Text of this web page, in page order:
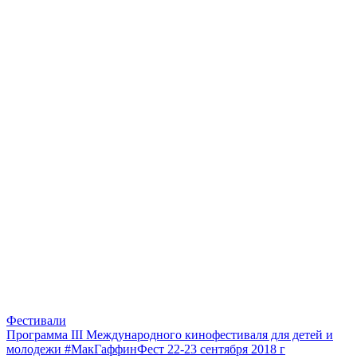
Фестивали
Программа III Международного кинофестиваля для детей и
молодежи #МакГаффинФест 22-23 сентября 2018 г